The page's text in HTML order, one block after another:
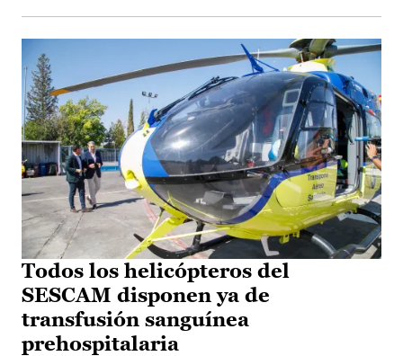
Todos los helicópteros del
SESCAM disponen ya de
transfusión sanguínea
prehospitalaria